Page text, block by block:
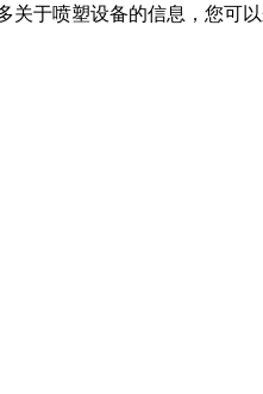
于喷塑设备的信息，您可